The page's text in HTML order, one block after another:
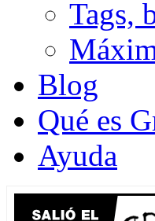
Tags,
Blog
Qué es
Ayuda